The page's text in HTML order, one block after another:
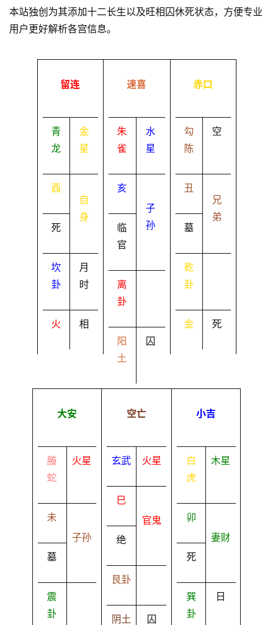
本站独创为其添加十二长生以及旺相囚休死状态，方便专业
用户更好解析各宫信息。
留连
青
龙
金
星
酉
死
自
身
坎
卦
月
时
火 相
速喜
朱
雀
水
星
亥
临
官
子
孙
离
卦
阳
土
囚
赤口
勾
陈
空
丑
墓
兄
弟
乾
卦
金 死
大安
螣
蛇
火星
未
墓
子孙
震
卦
空亡
玄武 火星
巳
绝
官鬼
艮卦
阴土 囚
小吉
白
虎
木星
卯
死
妻财
巽
卦
日